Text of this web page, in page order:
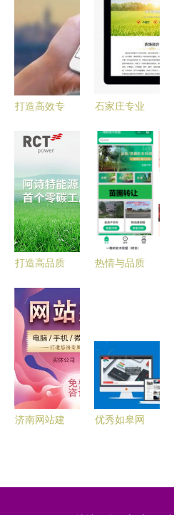
打造高效专
设服务 从
全流程解析
石家庄专业
网站建设服
务全攻略
打造高品质
目 六大核
心服务解析
【用科技为
企业赋能
Step2】
热情与品质
心价值
济南网站建
优秀如皋网